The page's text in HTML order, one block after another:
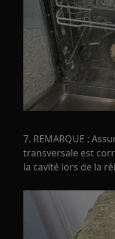
7. REMARQUE :
transversale est
la cavité lors de la